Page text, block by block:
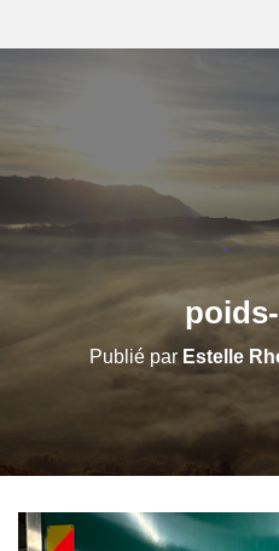
Publié par Estelle